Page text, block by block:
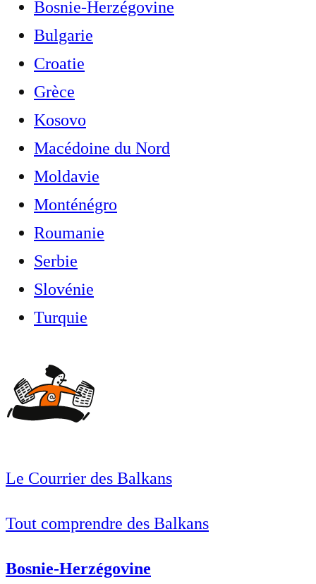
Bosnie-Herzégovine
Bulgarie
Croatie
Grèce
Kosovo
Macédoine du Nord
Moldavie
Monténégro
Roumanie
Serbie
Slovénie
Turquie
Le Courrier des Balkans
Tout comprendre des Balkans
Bosnie-Herzégovine